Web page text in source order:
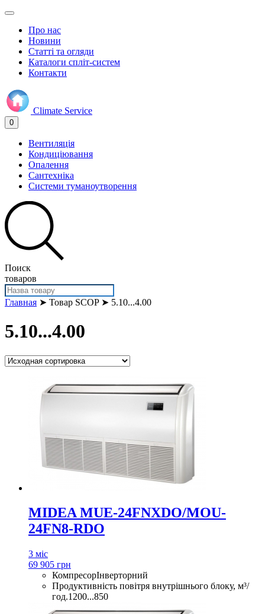
Про нас
Новини
Статті та огляди
Каталоги спліт-систем
Контакти
Climate Service
0
Вентиляція
Кондиціювання
Опалення
Сантехніка
Системи туманоутворення
Поиск
товаров
Главная ➤ Товар SCOP ➤ 5.10...4.00
5.10...4.00
MIDEA MUE-24FNXDO/MOU-
24FN8-RDO
3 міс
69 905 грн
КомпресорІнверторний
Продуктивність повітря внутрішнього блоку, м³/
год.1200...850